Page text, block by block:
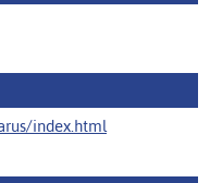
index.html